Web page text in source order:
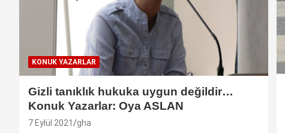
KONUK YAZARLAR
Gizli tanıklık hukuka uygun değildir…
Konuk Yazarlar: Oya ASLAN
7 Eylül 2021 gha